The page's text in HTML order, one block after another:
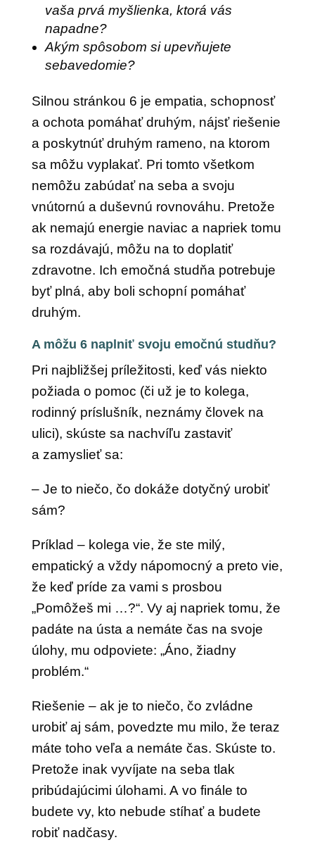
vaša prvá myšlienka, ktorá vás
napadne?
Akým spôsobom si upevňujete
sebavedomie?
Silnou stránkou 6 je empatia, schopnosť
a ochota pomáhať druhým, nájsť riešenie
a poskytnúť druhým rameno, na ktorom
sa môžu vyplakať. Pri tomto všetkom
nemôžu zabúdať na seba a svoju
vnútornú a duševnú rovnováhu. Pretože
ak nemajú energie naviac a napriek tomu
sa rozdávajú, môžu na to doplatiť
zdravotne. Ich emočná studňa potrebuje
byť plná, aby boli schopní pomáhať
druhým.
A môžu 6 naplniť svoju emočnú studňu?
Pri najbližšej príležitosti, keď vás niekto
požiada o pomoc (či už je to kolega,
rodinný príslušník, neznámy človek na
ulici), skúste sa nachvíľu zastaviť
a zamyslieť sa:
– Je to niečo, čo dokáže dotyčný urobiť
sám?
Príklad – kolega vie, že ste milý,
empatický a vždy nápomocný a preto vie,
že keď príde za vami s prosbou
„Pomôžeš mi …?“. Vy aj napriek tomu, že
padáte na ústa a nemáte čas na svoje
úlohy, mu odpoviete: „Áno, žiadny
problém.“
Riešenie – ak je to niečo, čo zvládne
urobiť aj sám, povedzte mu milo, že teraz
máte toho veľa a nemáte čas. Skúste to.
Pretože inak vyvíjate na seba tlak
pribúdajúcimi úlohami. A vo finále to
budete vy, kto nebude stíhať a budete
robiť nadčasy.